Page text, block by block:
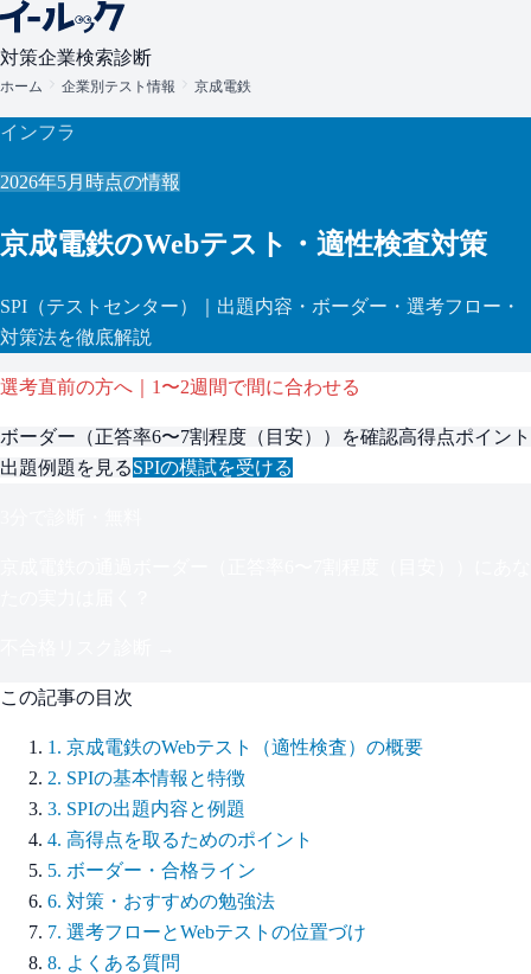
対策企業検索診断
ホーム 企業別テスト情報 京成電鉄
インフラ
2026年5月 時点の情報
京成電鉄のWebテスト・適性検査対策
SPI （テストセンター）
｜出題内容・ボーダー・選考フロー・
対策法を徹底解説
選考直前の方へ｜1〜2週間で間に合わせる
ボーダー（正答率6〜7割程度（目安） ）を確認高得点ポイント
出題例題を見るSPIの模試を受ける
この記事の目次
1 . 京成電鉄のWebテスト（適性検査）の概要
2. SPIの基本情報と特徴
3. SPIの出題内容と例題
4. 高得点を取るためのポイント
5. ボーダー・合格ライン
6. 対策・おすすめの勉強法
7. 選考フローとWebテストの位置づけ
8. よくある質問